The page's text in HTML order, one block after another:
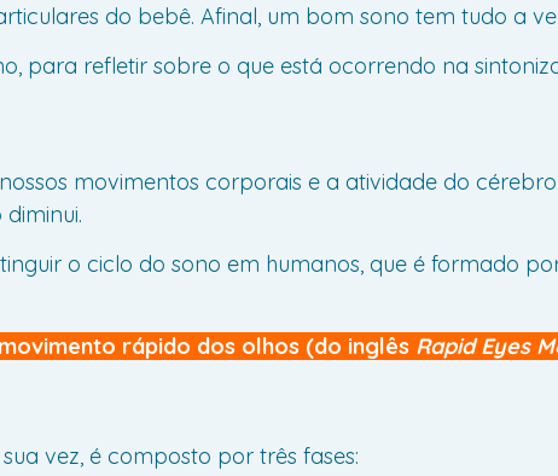
do bebê. Afinal, um bom sono tem tudo a
para refletir sobre o que está ocorrendo na
movimentos corporais e a atividade do
o ciclo do sono em humanos, que é formado
movimento rápido dos olhos (do inglês Rapid Eyes
vez, é composto por três fases: